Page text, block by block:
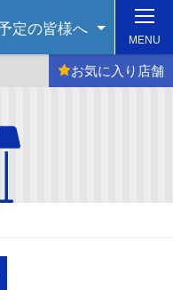
定の皆様へ
お気に入り 店舗
MENU